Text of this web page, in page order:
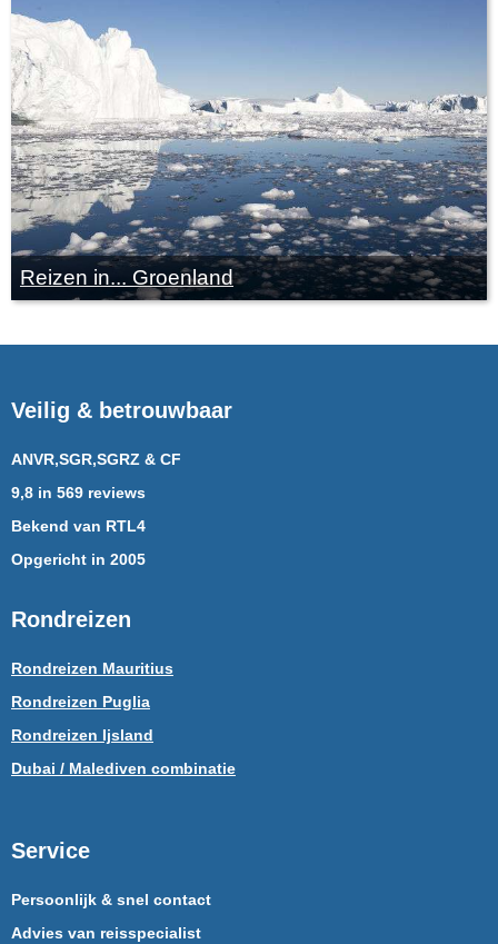
Reizen in... Groenland
Veilig & betrouwbaar
ANVR,SGR,SGRZ & CF
9,8 in 569 reviews
Bekend van RTL4
Opgericht in 2005
Rondreizen
Rondreizen Mauritius
Rondreizen Puglia
Rondreizen Ijsland
Dubai / Malediven combinatie
Service
Persoonlijk & snel contact
Advies van reisspecialist